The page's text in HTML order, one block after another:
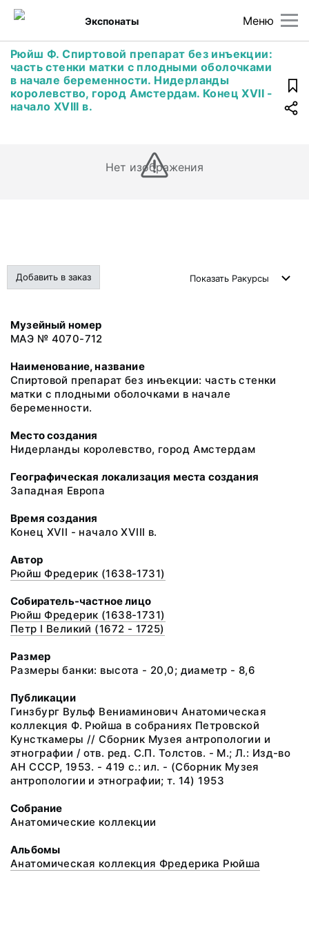
Меню
Экспонаты
Рюйш Ф. Спиртовой препарат без инъекции:
часть стенки матки с плодными оболочками
в начале беременности. Нидерланды
королевство, город Амстердам. Конец ХVII -
начало XVIII в.
Нет изображения
Добавить в заказ Показать Ракурсы
Музейный номер
МАЭ № 4070-712
Наименование, название
Спиртовой препарат без инъекции: часть стенки
матки с плодными оболочками в начале
беременности.
Место создания
Нидерланды королевство, город Амстердам
Географическая локализация места создания
Западная Европа
Время создания
Конец ХVII - начало XVIII в.
Автор
Рюйш Фредерик (1638-1731)
Собиратель-частное лицо
Рюйш Фредерик (1638-1731)
Петр I Великий (1672 - 1725)
Размер
Размеры банки: высота - 20,0; диаметр - 8,6
Публикации
Гинзбург Вульф Вениаминович Анатомическая
коллекция Ф. Рюйша в собраниях Петровской
Кунсткамеры // Сборник Музея антропологии и
этнографии / отв. ред. С.П. Толстов. - М.; Л.: Изд-во
АН СССР, 1953. - 419 с.: ил. - (Сборник Музея
антропологии и этнографии; т. 14) 1953
Собрание
Анатомические коллекции
Альбомы
Анатомическая коллекция Фредерика Рюйша